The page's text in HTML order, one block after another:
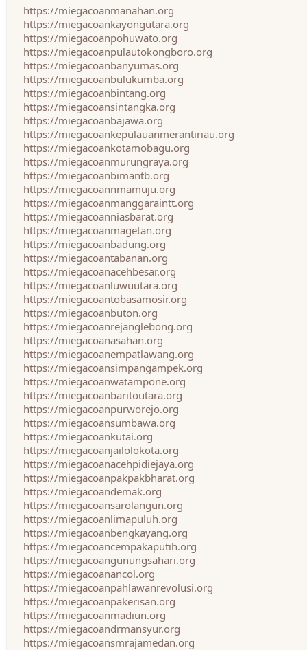
https://miegacoanmanahan.org
https://miegacoankayongutara.org
https://miegacoanpohuwato.org
https://miegacoanpulautokongboro.org
https://miegacoanbanyumas.org
https://miegacoanbulukumba.org
https://miegacoanbintang.org
https://miegacoansintangka.org
https://miegacoanbajawa.org
https://miegacoankepulauanmerantiriau.org
https://miegacoankotamobagu.org
https://miegacoanmurungraya.org
https://miegacoanbimantb.org
https://miegacoannmamuju.org
https://miegacoanmanggaraintt.org
https://miegacoanniasbarat.org
https://miegacoanmagetan.org
https://miegacoanbadung.org
https://miegacoantabanan.org
https://miegacoanacehbesar.org
https://miegacoanluwuutara.org
https://miegacoantobasamosir.org
https://miegacoanbuton.org
https://miegacoanrejanglebong.org
https://miegacoanasahan.org
https://miegacoanempatlawang.org
https://miegacoansimpangampek.org
https://miegacoanwatampone.org
https://miegacoanbaritoutara.org
https://miegacoanpurworejo.org
https://miegacoansumbawa.org
https://miegacoankutai.org
https://miegacoanjailolokota.org
https://miegacoanacehpidiejaya.org
https://miegacoanpakpakbharat.org
https://miegacoandemak.org
https://miegacoansarolangun.org
https://miegacoanlimapuluh.org
https://miegacoanbengkayang.org
https://miegacoancempakaputih.org
https://miegacoangunungsahari.org
https://miegacoanancol.org
https://miegacoanpahlawanrevolusi.org
https://miegacoanpakerisan.org
https://miegacoanmadiun.org
https://miegacoandrmansyur.org
https://miegacoansmrajamedan.org